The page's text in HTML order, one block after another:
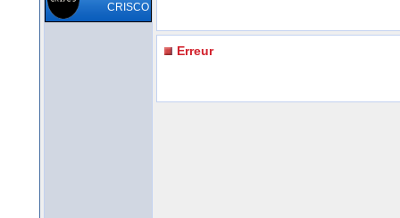
CRISCO
Erreur